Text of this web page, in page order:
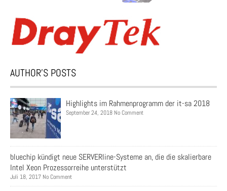
AUTHOR’S POSTS
Highlights im Rahmenprogramm der it-sa 2018
September 24, 2018 No Comment
bluechip kündigt neue SERVERline-Systeme an, die die skalierbare
Intel Xeon Prozessorreihe unterstützt
Juli 18, 2017 No Comment